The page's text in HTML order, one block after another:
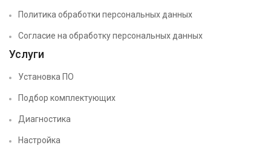
Политика обработки персональных данных
Согласие на обработку персональных данных
Услуги
Установка ПО
Подбор комплектующих
Диагностика
Настройка